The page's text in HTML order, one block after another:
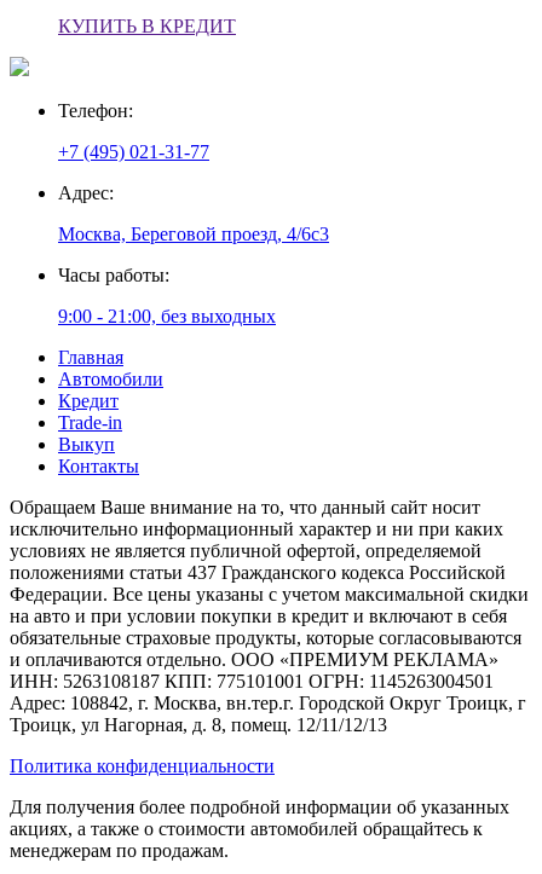
КУПИТЬ В КРЕДИТ
Телефон:
+7 (495) 021-31-77
Адрес:
Москва, Береговой проезд, 4/6с3
Часы работы:
9:00 - 21:00, без выходных
Главная
Автомобили
Кредит
Trade-in
Выкуп
Контакты
Обращаем Ваше внимание на то, что данный сайт носит
исключительно информационный характер и ни при каких
условиях не является публичной офертой, определяемой
положениями статьи 437 Гражданского кодекса Российской
Федерации. Все цены указаны с учетом максимальной скидки
на авто и при условии покупки в кредит и включают в себя
обязательные страховые продукты, которые согласовываются
и оплачиваются отдельно. ООО «ПРЕМИУМ РЕКЛАМА»
ИНН: 5263108187 КПП: 775101001 ОГРН: 1145263004501
Адрес: 108842, г. Москва, вн.тер.г. Городской Округ Троицк, г
Троицк, ул Нагорная, д. 8, помещ. 12/11/12/13
Политика конфиденциальности
Для получения более подробной информации об указанных
акциях, а также о стоимости автомобилей обращайтесь к
менеджерам по продажам.